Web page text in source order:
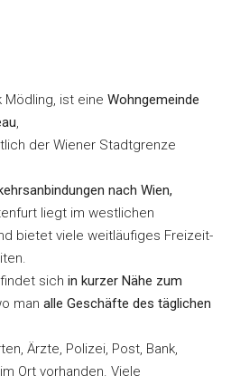
Mödling, ist eine Wohngemeinde
,
der Wiener Stadtgrenze
nach Wien,
liegt im westlichen
bietet viele weitläufiges Freizeit-
sich in kurzer Nähe zum
man alle Geschäfte des täglichen
Ärzte, Polizei, Post, Bank,
Ort vorhanden. Viele